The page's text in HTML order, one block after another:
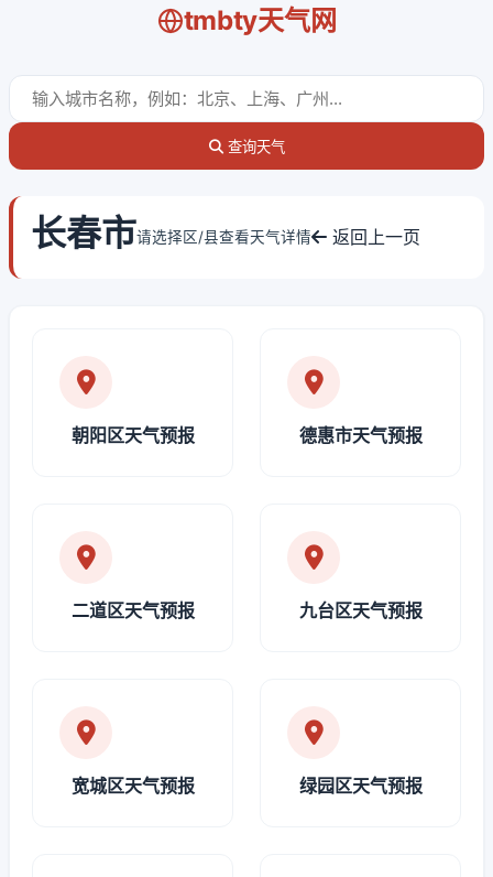
tmbty天气网
查询天气
长春市请选择区/县查看天气详情 返回上一页
朝阳区天气预报 德惠市天气预报
二道区天气预报 九台区天气预报
宽城区天气预报 绿园区天气预报